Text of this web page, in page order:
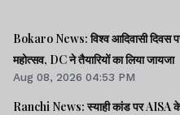
Bokaro News: विश्व आदिवासी दिवस
महोत्सव, DC ने तैयारियों का लिया जायजा
Aug 08, 2026 04:53 PM
Ranchi News: स्याही कांड पर AISA के